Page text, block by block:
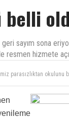
belli
geri sayım sona
resmen hizmete
parasızlıktan okulunu
gelişmesini
Ayrıca kimsenin